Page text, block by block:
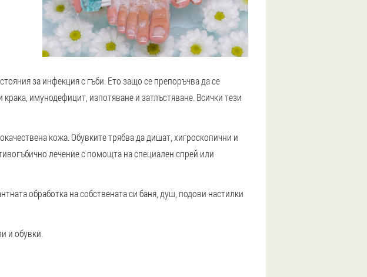
за инфекция с гъби. Ето защо се препоръчва да се
имунодефицит, изпотяване и затлъстяване. Всички тези
кожа. Обувките трябва да дишат, хигроскопични и
лечение с помощта на специален спрей или
обработка на собствената си баня, душ, подови настилки
и обувки.